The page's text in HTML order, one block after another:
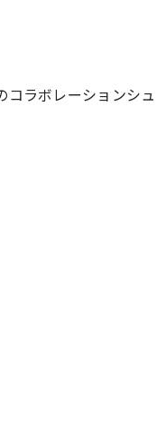
コラボレーションシュ